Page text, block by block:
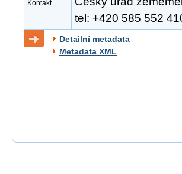
Kontakt
tel: +420 585 552
Detailní metadata
Metadata XML